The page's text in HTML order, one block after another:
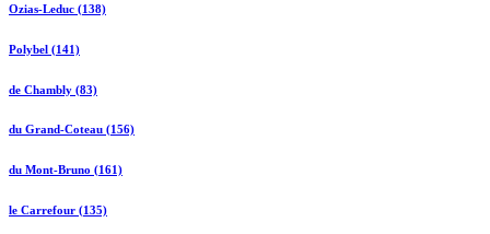
Ozias-Leduc (138)
Polybel (141)
de Chambly (83)
du Grand-Coteau (156)
du Mont-Bruno (161)
le Carrefour (135)